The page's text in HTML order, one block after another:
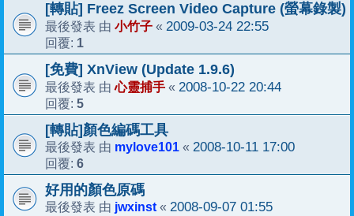
[轉貼] Freez Screen Video Capture (螢幕錄製)
最後發表 由 小竹子 « 2009-03-24 22:55
回覆: 1
[免費] XnView (Update 1.9.6)
最後發表 由心靈捕手 « 2008-10-22 20:44
回覆: 5
[轉貼]顏色編碼工具
最後發表 由 mylove101 « 2008-10-11 17:00
回覆: 6
好用的顏色原碼
最後發表 由 jwxinst « 2008-09-07 01:55